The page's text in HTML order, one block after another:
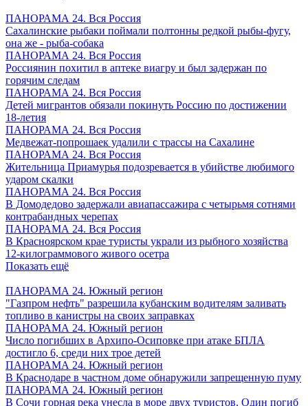
ПАНОРАМА 24. Вся Россия
Сахалинские рыбаки поймали полтонны редкой рыбы-фугу,
она же - рыба-собака
ПАНОРАМА 24. Вся Россия
Россиянин похитил в аптеке виагру и был задержан по
горячим следам
ПАНОРАМА 24. Вся Россия
Детей мигрантов обязали покинуть Россию по достижении
18-летия
ПАНОРАМА 24. Вся Россия
Медвежат-попрошаек удалили с трассы на Сахалине
ПАНОРАМА 24. Вся Россия
Жительница Приамурья подозревается в убийстве любимого
ударом скалки
ПАНОРАМА 24. Вся Россия
В Домодедово задержали авиапассажира с четырьмя сотнями
контрабандных черепах
ПАНОРАМА 24. Вся Россия
В Красноярском крае туристы украли из рыбного хозяйства
12-килограммового живого осетра
Показать ещё
ПАНОРАМА 24. Южный регион
"Газпром нефть" разрешила кубанским водителям заливать
топливо в канистры на своих заправках
ПАНОРАМА 24. Южный регион
Число погибших в Архипо-Осиповке при атаке БПЛА
достигло 6, среди них трое детей
ПАНОРАМА 24. Южный регион
В Краснодаре в частном доме обнаружили запрещенную пуму
ПАНОРАМА 24. Южный регион
В Сочи горная река унесла в море двух туристов. Один погиб